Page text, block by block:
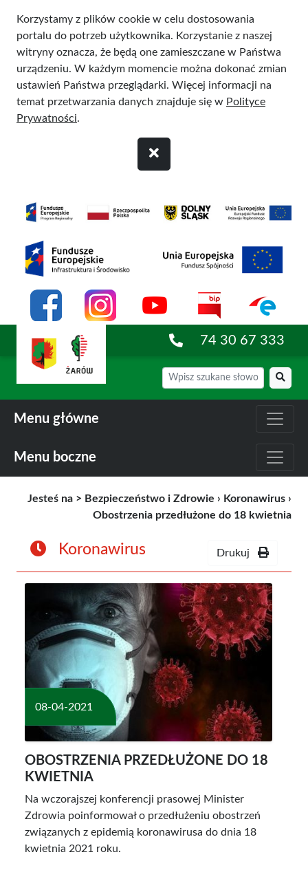
Korzystamy z plików cookie w celu dostosowania
portalu do potrzeb użytkownika. Korzystanie z naszej
witryny oznacza, że będą one zamieszczane w Państwa
urządzeniu. W każdym momencie można dokonać zmian
ustawień Państwa przeglądarki. Więcej informacji na
temat przetwarzania danych znajduje się w Polityce
Prywatności.
74 30 67 333
Menu główne
Menu boczne
Jesteś na > Bezpieczeństwo i Zdrowie › Koronawirus ›
Obostrzenia przedłużone do 18 kwietnia
Koronawirus Drukuj
08-04-2021
OBOSTRZENIA PRZEDŁUŻONE DO 18
KWIETNIA
Na wczorajszej konferencji prasowej Minister
Zdrowia poinformował o przedłużeniu obostrzeń
związanych z epidemią koronawirusa do dnia 18
kwietnia 2021 roku.